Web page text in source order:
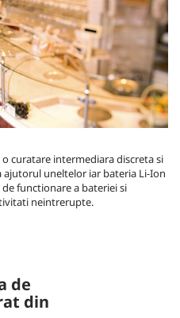
curatare intermediara discreta si
ajutorul uneltelor iar bateria Li-Ion
functionare a bateriei si
neintrerupte.
de
din